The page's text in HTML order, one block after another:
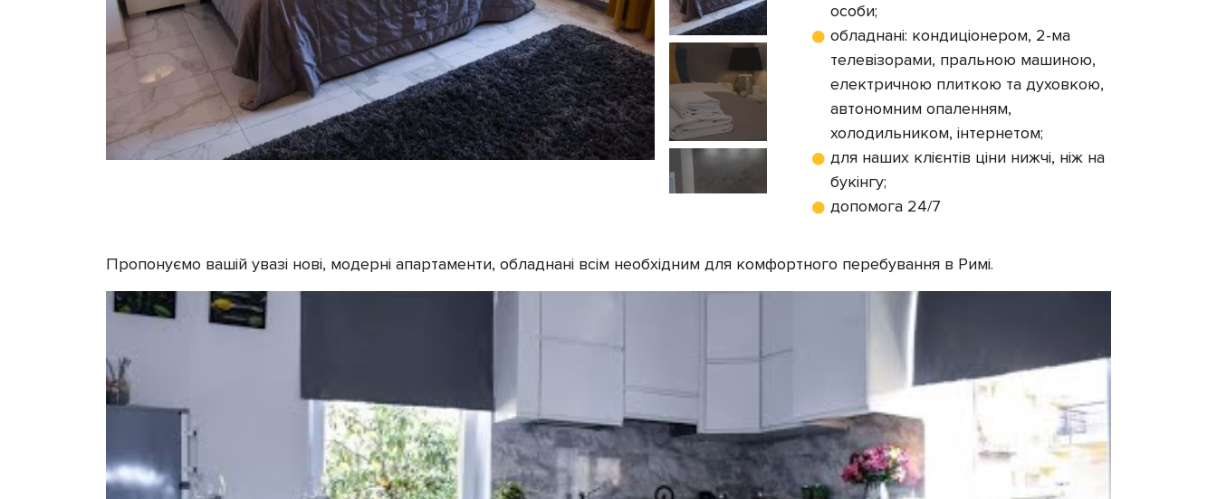
особи;
обладнані: кондиціонером, 2-ма
телевізорами, пральною машиною,
електричною плиткою та духовкою,
автономним опаленням,
холодильником, інтернетом;
для наших клієнтів ціни нижчі, ніж на
букінгу;
допомога 24/7
Пропонуємо вашій увазі нові, модерні апартаменти, обладнані всім необхідним для комфортного перебування в Римі.